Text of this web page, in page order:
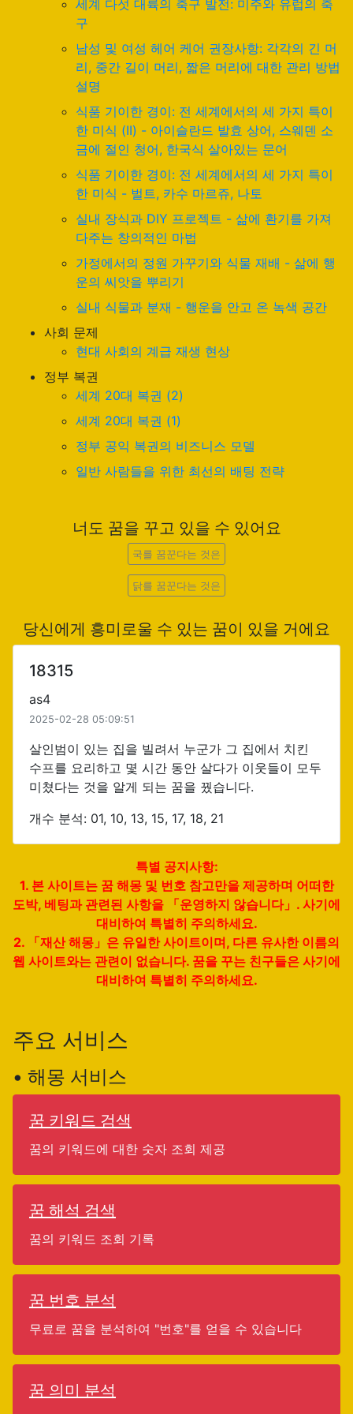
세계 다섯 대륙의 축구 발전: 미주와 유럽의 축
구
남성 및 여성 헤어 케어 권장사항: 각각의 긴 머
리, 중간 길이 머리, 짧은 머리에 대한 관리 방법
설명
식품 기이한 경이: 전 세계에서의 세 가지 특이
한 미식 (II) - 아이슬란드 발효 상어, 스웨덴 소
금에 절인 청어, 한국식 살아있는 문어
식품 기이한 경이: 전 세계에서의 세 가지 특이
한 미식 - 벌트, 카수 마르쥬, 나토
실내 장식과 DIY 프로젝트 - 삶에 환기를 가져
다주는 창의적인 마법
가정에서의 정원 가꾸기와 식물 재배 - 삶에 행
운의 씨앗을 뿌리기
실내 식물과 분재 - 행운을 안고 온 녹색 공간
사회 문제
현대 사회의 계급 재생 현상
정부 복권
세계 20대 복권 (2)
세계 20대 복권 (1)
정부 공익 복권의 비즈니스 모델
일반 사람들을 위한 최선의 배팅 전략
너도 꿈을 꾸고 있을 수 있어요
국를 꿈꾼다는 것은
닭를 꿈꾼다는 것은
당신에게 흥미로울 수 있는 꿈이 있을 거에요
18315
as4
2025-02-28 05:09:51
살인범이 있는 집을 빌려서 누군가 그 집에서 치킨
수프를 요리하고 몇 시간 동안 살다가 이웃들이 모두
미쳤다는 것을 알게 되는 꿈을 꿨습니다.
개수 분석: 01, 10, 13, 15, 17, 18, 21
특별 공지사항:
1. 본 사이트는 꿈 해몽 및 번호 참고만을 제공하며 어떠한
도박, 베팅과 관련된 사항을 「운영하지 않습니다」. 사기에
대비하여 특별히 주의하세요.
2. 「재산 해몽」은 유일한 사이트이며, 다른 유사한 이름의
웹 사이트와는 관련이 없습니다. 꿈을 꾸는 친구들은 사기에
대비하여 특별히 주의하세요.
주요 서비스
• 해몽 서비스
꿈 키워드 검색
꿈의 키워드에 대한 숫자 조회 제공
꿈 해석 검색
꿈의 키워드 조회 기록
꿈 번호 분석
무료로 꿈을 분석하여 "번호"를 얻을 수 있습니다
꿈 의미 분석